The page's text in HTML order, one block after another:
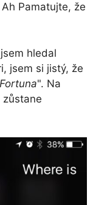
Pamatujte, že
hledal
jsem si jistý, že
Fortuna". Na
zůstane